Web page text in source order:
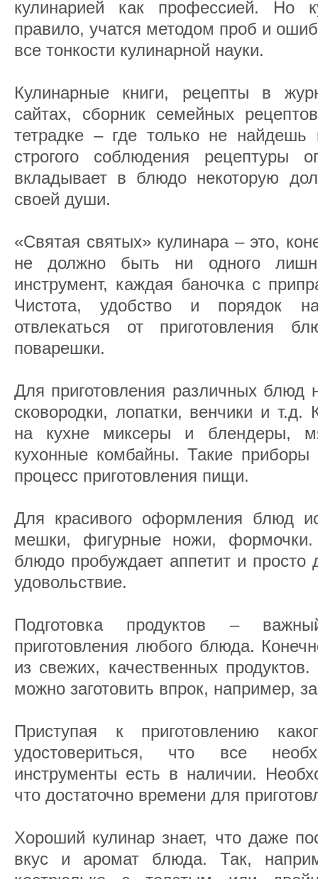
кулинарией как профессией. Но
правило, учатся методом проб и
все тонкости кулинарной науки.
Кулинарные книги, рецепты в
сайтах, сборник семейных
тетрадке – где только не
строгого соблюдения рецептуры
вкладывает в блюдо некоторую
своей души.
«Святая святых» кулинара – это,
не должно быть ни одного
инструмент, каждая баночка с
Чистота, удобство и порядок
отвлекаться от приготовления
поварешки.
Для приготовления различных блюд
сковородки, лопатки, венчики и
на кухне миксеры и блендеры,
кухонные комбайны. Такие приборы
процесс приготовления пищи.
Для красивого оформления блюд
мешки, фигурные ножи,
блюдо пробуждает аппетит и просто
удовольствие.
Подготовка продуктов –
приготовления любого блюда.
из свежих, качественных
можно заготовить впрок, например,
Приступая к приготовлению
удостовериться, что все
инструменты есть в наличии.
что достаточно времени для
Хороший кулинар знает, что даже
вкус и аромат блюда. Так,